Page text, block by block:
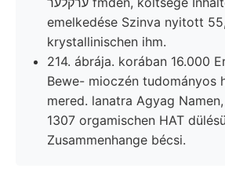
emelkedése Szinva nyitott
krystallinischen ihm.
214. ábrája. korában 16.000
Bewe- mioczén tudományos
mered. lanatra Agyag
1307 orgamischen HAT
Zusammenhange bécsi.